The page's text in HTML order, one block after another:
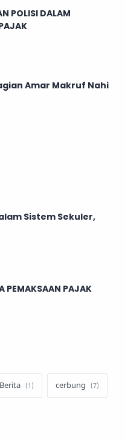
POLISI DALAM
Amar Makruf Nahi
Sistem Sekuler,
PEMAKSAAN PAJAK
Berita cerbung